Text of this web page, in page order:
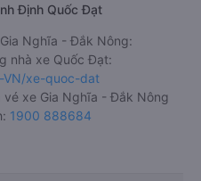
Định Quốc Đạt
Nghĩa - Đắk Nông:
nhà xe Quốc Đạt:
xe-quoc-dat
vé xe Gia Nghĩa - Đắk Nông
1900 888684